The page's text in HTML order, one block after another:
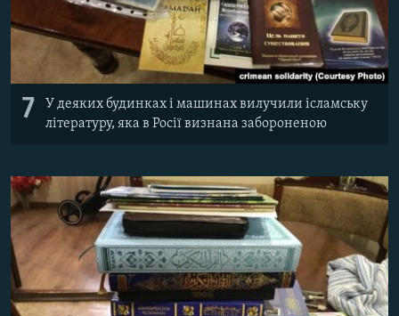
7
У деяких будинках і машинах вилучили ісламську
літературу, яка в Росії визнана забороненою